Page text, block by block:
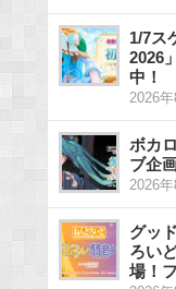
1/7ス
2026
中！
2026
ボカ
ブ企
2026
グッ
ろい
場！